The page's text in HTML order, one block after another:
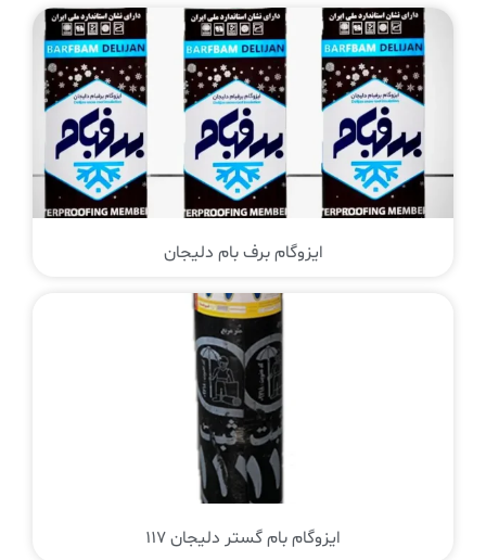
ایزوگام برف بام دلیجان
ایزوگام بام گستر دلیجان 117